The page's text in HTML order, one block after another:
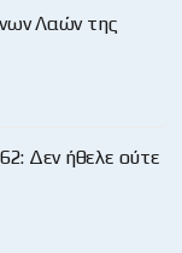
Λαών της
Δεν ήθελε ούτε